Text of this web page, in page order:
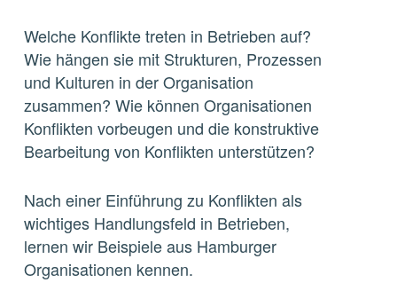
Welche Konflikte treten in Betrieben auf?
Wie hängen sie mit Strukturen, Prozessen
und Kulturen in der Organisation
zusammen? Wie können Organisationen
Konflikten vorbeugen und die konstruktive
Bearbeitung von Konflikten unterstützen?
Nach einer Einführung zu Konflikten als
wichtiges Handlungsfeld in Betrieben,
lernen wir Beispiele aus Hamburger
Organisationen kennen.